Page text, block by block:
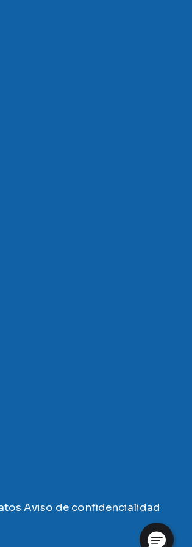
Aviso de confidencialidad